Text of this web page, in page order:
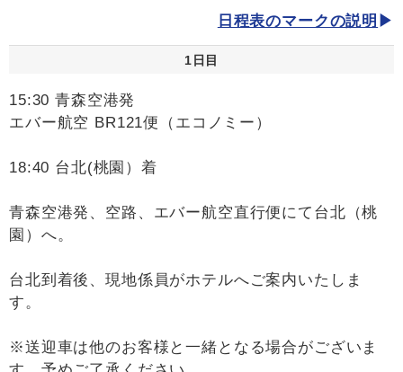
日程表のマークの説明
1日目
15:30 青森空港発
エバー航空 BR121便（エコノミー）
18:40 台北(桃園）着
青森空港発、空路、エバー航空直行便にて台北（桃
園）へ。
台北到着後、現地係員がホテルへご案内いたしま
す。
※送迎車は他のお客様と一緒となる場合がございま